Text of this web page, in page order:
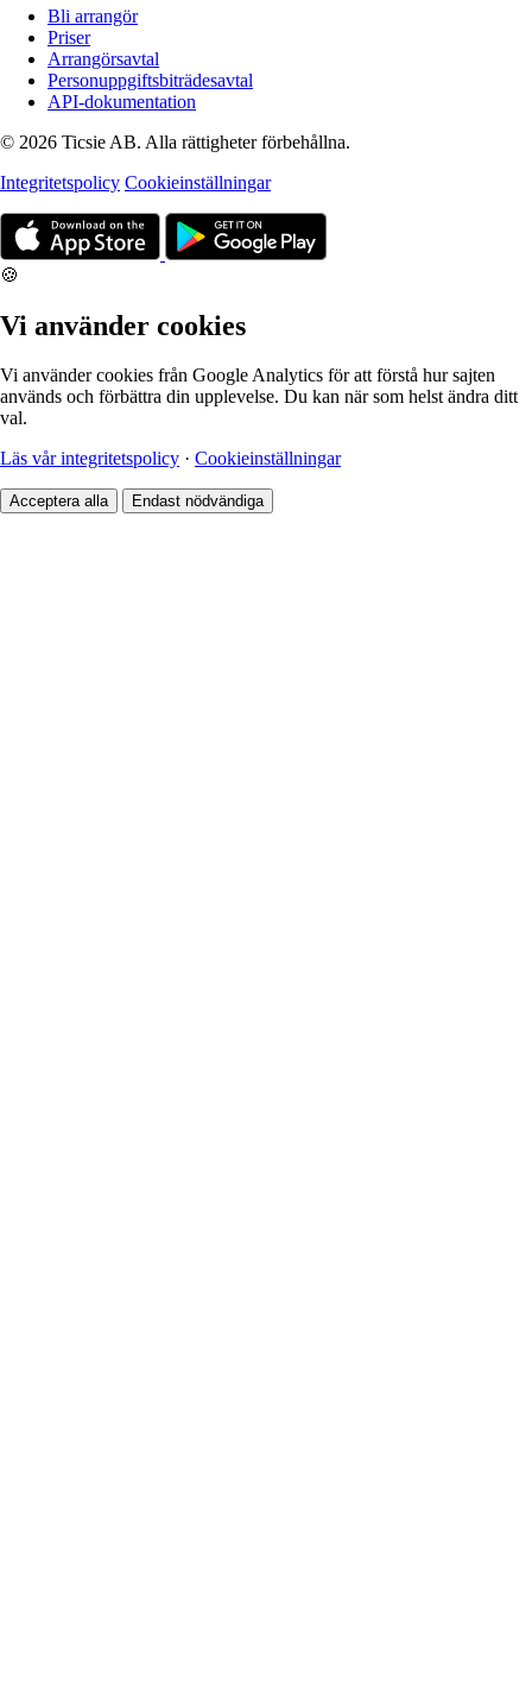
Bli arrangör
Priser
Arrangörsavtal
Personuppgiftsbiträdesavtal
API-dokumentation
© 2026 Ticsie AB. Alla rättigheter förbehållna.
Integritetspolicy Cookieinställningar
🍪
Vi använder cookies
Vi använder cookies från Google Analytics för att förstå hur sajten
används och förbättra din upplevelse. Du kan när som helst ändra ditt
val.
Läs vår integritetspolicy · Cookieinställningar
Acceptera alla Endast nödvändiga